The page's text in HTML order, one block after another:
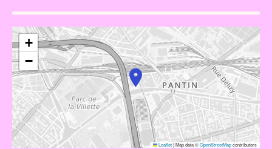
+
−
Leaflet|Map data ©OpenStreetMapcontributors